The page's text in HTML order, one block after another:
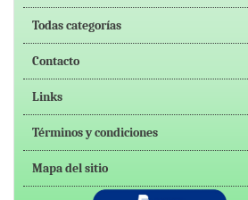
Todas categorías
Contacto
Links
Términos y condiciones
Mapa del sitio